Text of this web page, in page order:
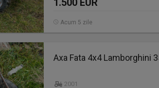
1.500 EUR
Acum 5 zile
Axa Fata 4x4 Lamborghini
2001